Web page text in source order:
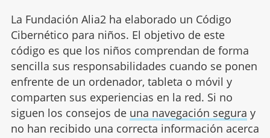
La Fundación Alia2 ha elaborado un Código
Cibernético para niños. El objetivo de este
código es que los niños comprendan de forma
sencilla sus responsabilidades cuando se ponen
enfrente de un ordenador, tableta o móvil y
comparten sus experiencias en la red. Si no
siguen los consejos de una navegación segura y
no han recibido una correcta información acerca